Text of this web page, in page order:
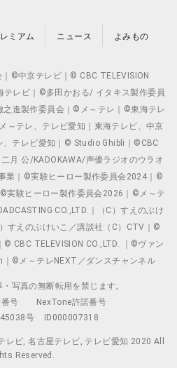
ミアム ニュース よみもの
©中京テレビ｜© CBC TELEVISION
テレビ｜©多田かおる/ イタキス製作委員
進製作委員会｜©メ～テレ｜©東海テレ
～テレ、テレビ愛知｜東海テレビ、中京
、テレビ愛知｜© Studio Ghibli｜©CBC
月 公/KADOKAWA/声優ラジオのウラオ
業｜©実験ヒーロー製作委員会2024｜©
実験ヒーロー製作委員会2026｜©メ～テ
CO.,LTD.｜（C）すえのぶけ
すえのぶけいこ／講談社（C）CTV｜©
© CBC TELEVISION CO.,LTD. ｜©ヴァン
©メ～テレNEXT／ダンスチャンネル
写真の無断転用を禁じます。
号
NexTone許諾番号
号
ID000007318
ビ, 名古屋テレビ, テレビ愛知 2020 All
Reserved.